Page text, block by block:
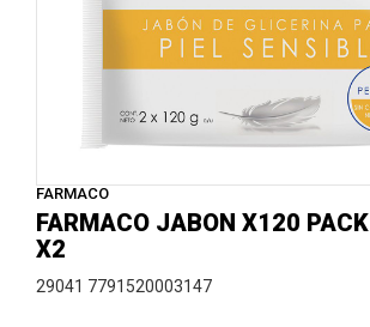
FARMACO
FARMACO JABON X120
X2
29041 7791520003147